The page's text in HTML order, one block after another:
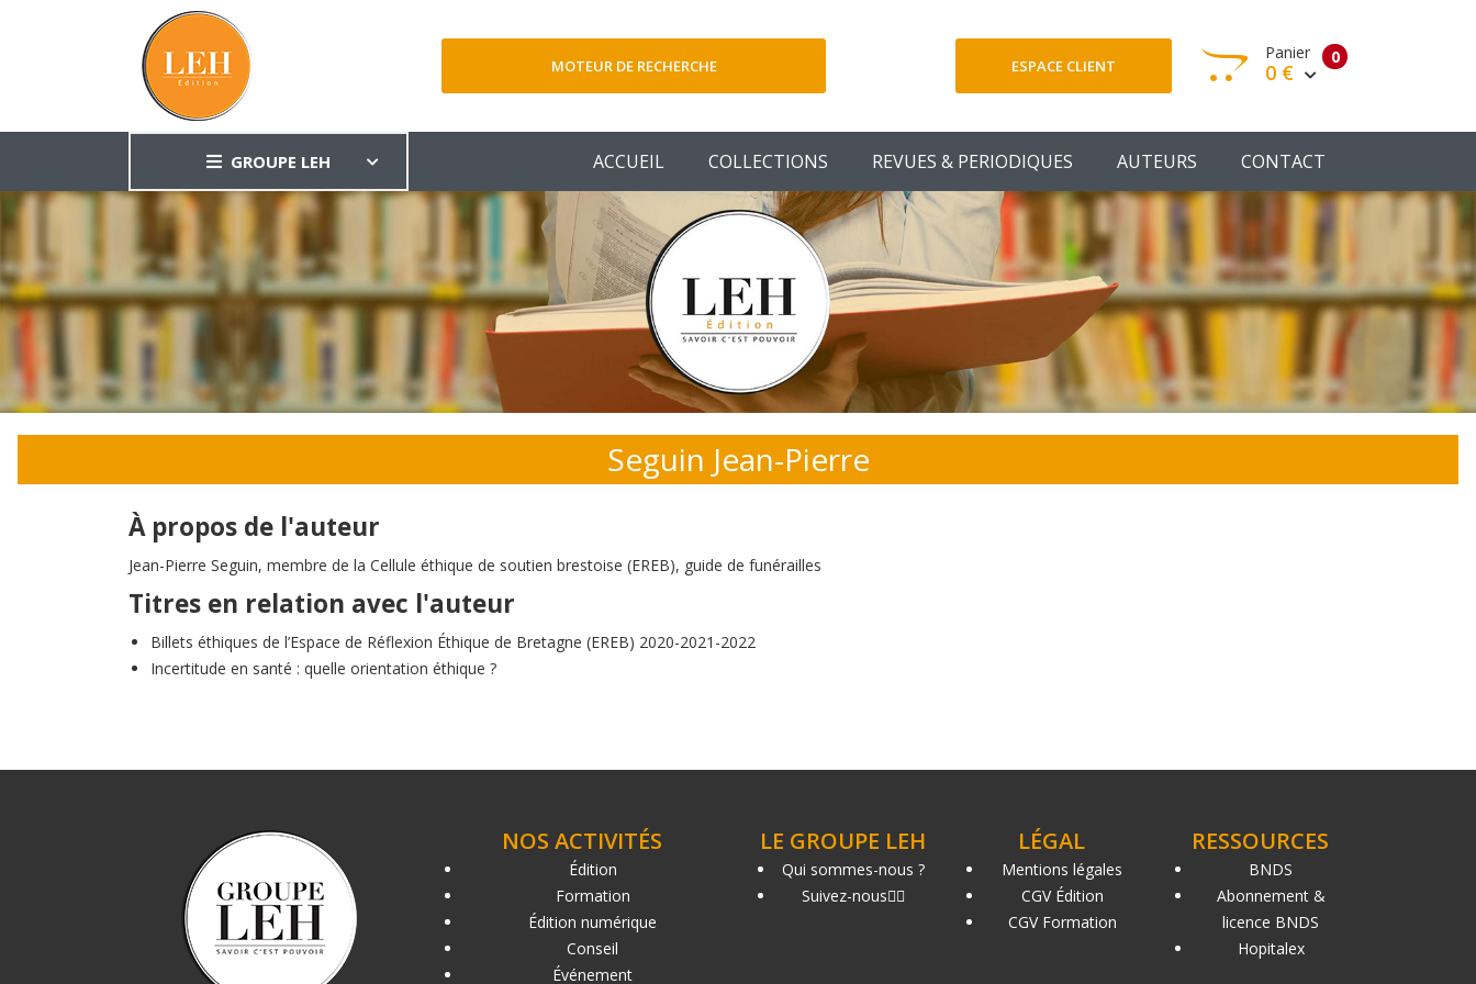
MOTEUR DE RECHERCHE ESPACE CLIENT 0
Panier
0 €
Votre panier est vide
Votre Panier
GROUPE LEH ACCUEIL COLLECTIONS REVUES & PERIODIQUES AUTEURS CONTACT
Seguin Jean-Pierre
À propos de l'auteur
Jean-Pierre Seguin, membre de la Cellule éthique de soutien brestoise (EREB), guide de funérailles
Titres en relation avec l'auteur
Billets éthiques de l’Espace de Réflexion Éthique de Bretagne (EREB) 2020-2021-2022
Incertitude en santé : quelle orientation éthique ?
NOS ACTIVITÉS
Édition
Formation
Édition numérique
Conseil
Événement
LE GROUPE LEH
Qui sommes-nous ?
Suivez-nous
LÉGAL
Mentions légales
CGV Édition
CGV Formation
RESSOURCES
BNDS
Abonnement &
licence BNDS
Hopitalex